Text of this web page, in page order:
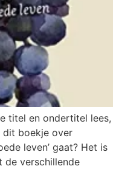
titel en ondertitel lees,
dit boekje over
leven’ gaat? Het is
de verschillende